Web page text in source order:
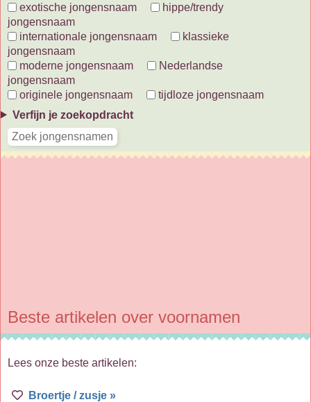
exotische jongensnaam
hippe/trendy
jongensnaam
internationale jongensnaam
klassieke
jongensnaam
moderne jongensnaam
Nederlandse
jongensnaam
originele jongensnaam
tijdloze jongensnaam
Verfijn je zoekopdracht
Beste artikelen over voornamen
Lees onze beste artikelen:
Broertje / zusje »